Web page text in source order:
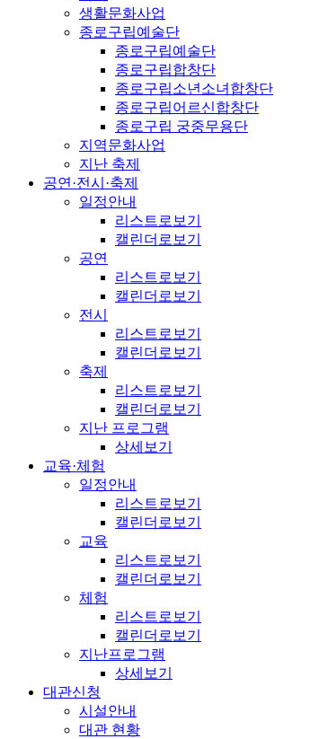
생활문화사업
종로구립예술단
종로구립예술단
종로구립합창단
종로구립소년소녀합창단
종로구립어르신합창단
종로구립 궁중무용단
지역문화사업
지난 축제
공연·전시·축제
일정안내
리스트로보기
캘린더로보기
공연
리스트로보기
캘린더로보기
전시
리스트로보기
캘린더로보기
축제
리스트로보기
캘린더로보기
지난 프로그램
상세보기
교육·체험
일정안내
리스트로보기
캘린더로보기
교육
리스트로보기
캘린더로보기
체험
리스트로보기
캘린더로보기
지난프로그램
상세보기
대관신청
시설안내
대관 현황